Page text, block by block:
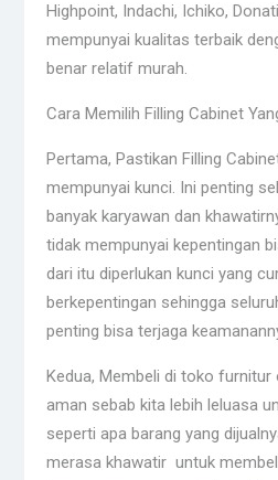
Highpoint, Indachi, Ichiko,
mempunyai kualitas terbaik
benar relatif murah.
Cara Memilih Filling Cabinet
Pertama, Pastikan Filling
mempunyai kunci. Ini penting
banyak karyawan dan
tidak mempunyai kepentingan
dari itu diperlukan kunci yang
berkepentingan sehingga
penting bisa terjaga
Kedua, Membeli di toko furnitur
aman sebab kita lebih leluasa
seperti apa barang yang
merasa khawatir untuk